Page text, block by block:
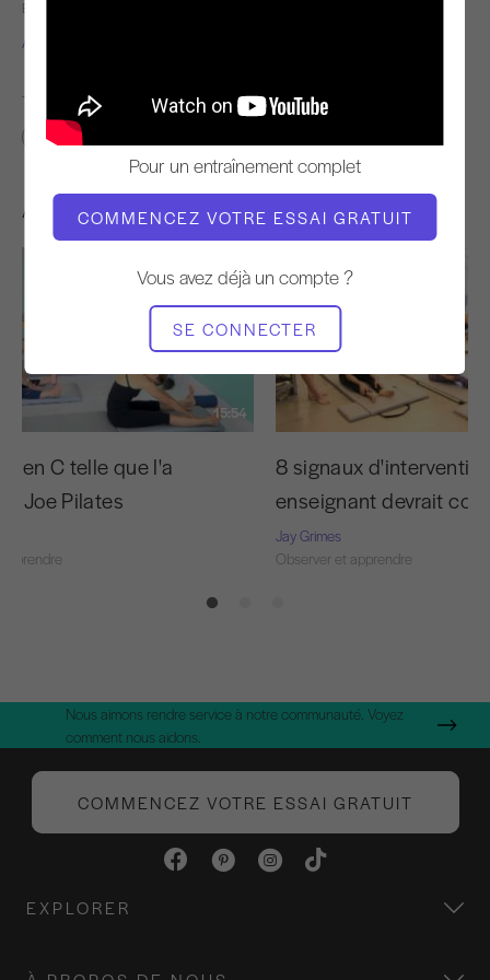
Pour un entraînement complet
COMMENCEZ VOTRE ESSAI GRATUIT
Vous avez déjà un compte ?
SE CONNECTER
ENSEIGNANT
Alisa Wyatt
TROUVER DES COURS SIMILAIRES POUR
0 - 10 min
Autres séances d'entraînement
15:54
en C telle que l'a
Joe Pilates
8 signaux
enseignant devrait
Jay Grimes
Observer et apprendre
Nous aimons rendre service à notre communauté. Voyez
comment nous aidons.
COMMENCEZ VOTRE ESSAI GRATUIT
EXPLORER